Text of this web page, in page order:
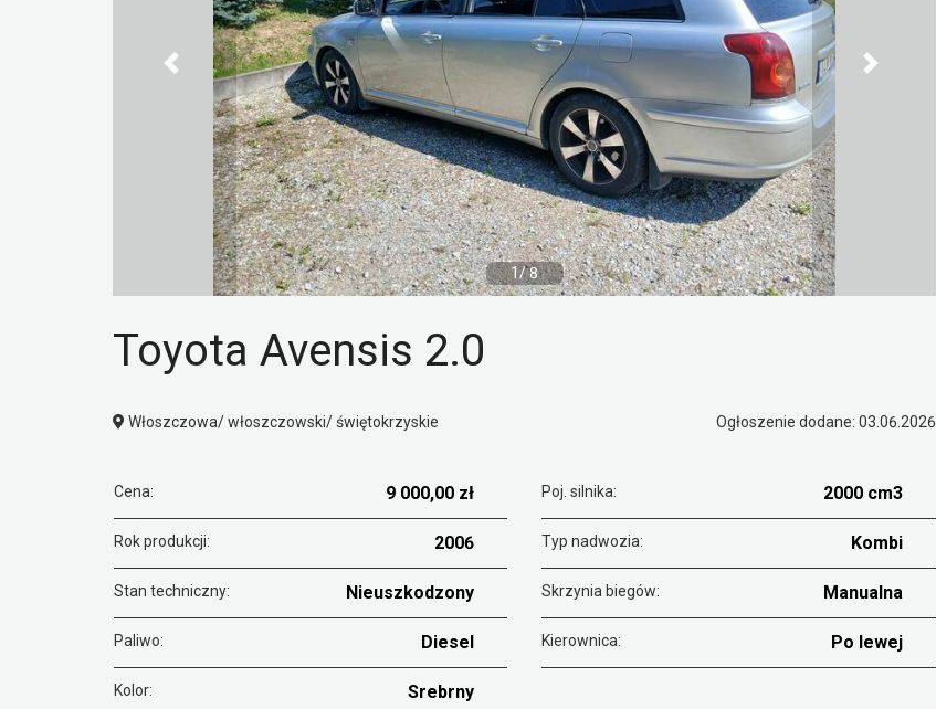
1/ 8
Toyota Avensis 2.0
Włoszczowa/ włoszczowski/ świętokrzyskie Ogłoszenie dodane: 03.06.2026
Cena: 9 000,00 zł Poj. silnika: 2000 cm3
Rok produkcji: 2006 Typ nadwozia: Kombi
Stan techniczny: Nieuszkodzony Skrzynia biegów: Manualna
Paliwo: Diesel Kierownica: Po lewej
Kolor: Srebrny